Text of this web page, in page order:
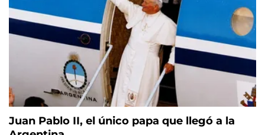
Juan Pablo II, el único papa que llegó a la